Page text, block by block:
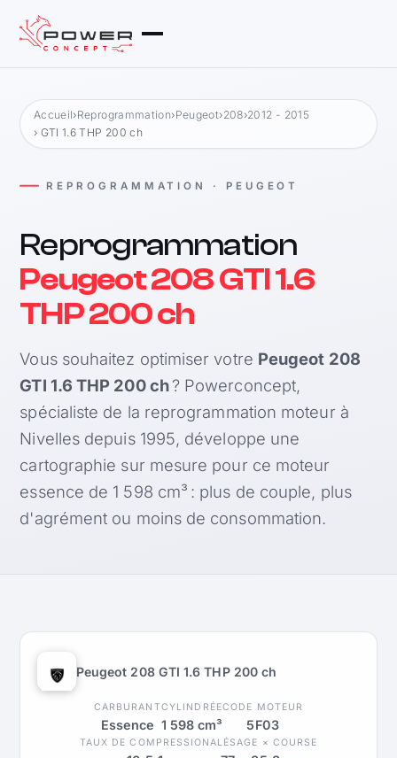
Accueil›Reprogrammation›Peugeot›208›2012 - 2015
› GTI 1.6 THP 200 ch
REPROGRAMMATION · PEUGEOT
Reprogrammation
Peugeot 208 GTI 1.6
THP 200 ch
Vous souhaitez optimiser votre Peugeot 208
GTI 1.6 THP 200 ch? Powerconcept,
spécialiste de la reprogrammation moteur à
Nivelles depuis 1995, développe une
cartographie sur mesure pour ce moteur
essence de 1 598 cm³ : plus de couple, plus
d'agrément ou moins de consommation.
Peugeot 208 GTI 1.6 THP 200 ch
CARBURANT
Essence
CYLINDRÉE
1 598 cm³
CODE MOTEUR
5F03
TAUX DE COMPRESSION ALÉSAGE × COURSE